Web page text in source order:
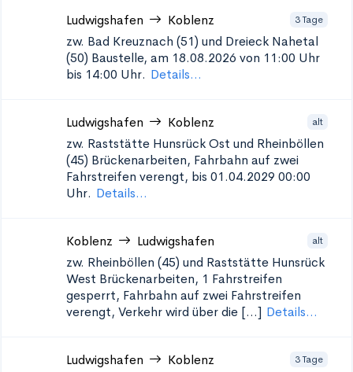
Ludwigshafen Koblenz 3 Tage
zw. Bad Kreuznach (51) und Dreieck Nahetal
(50) Baustelle, am 18.08.2026 von 11:00 Uhr
bis 14:00 Uhr. Details...
Ludwigshafen Koblenz alt
zw. Raststätte Hunsrück Ost und Rheinböllen
(45) Brückenarbeiten, Fahrbahn auf zwei
Fahrstreifen verengt, bis 01.04.2029 00:00
Uhr. Details...
Koblenz Ludwigshafen alt
zw. Rheinböllen (45) und Raststätte Hunsrück
West Brückenarbeiten, 1 Fahrstreifen
gesperrt, Fahrbahn auf zwei Fahrstreifen
verengt, Verkehr wird über die [...] Details...
Ludwigshafen Koblenz 3 Tage